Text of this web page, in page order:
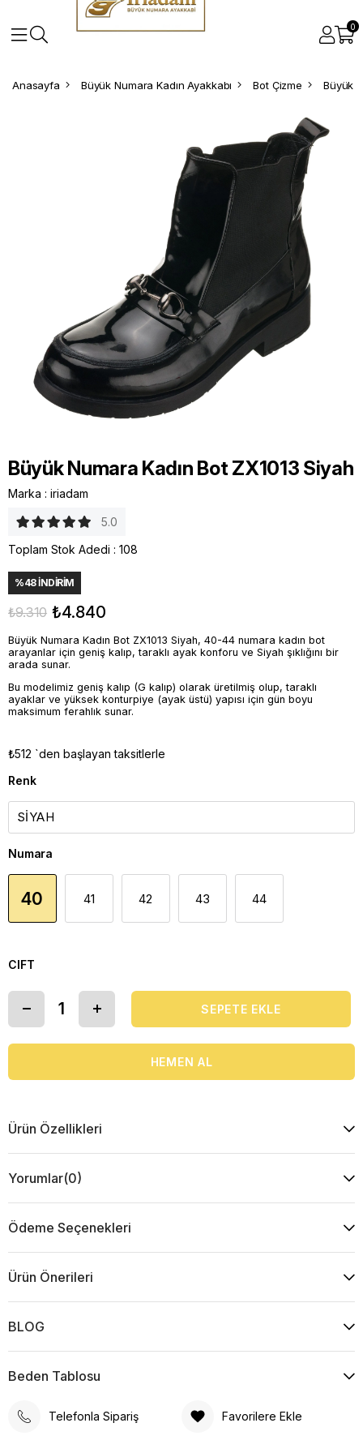
0
Anasayfa Büyük Numara Kadın Ayakkabı Bot Çizme Büyük
Büyük Numara Kadın Bot ZX1013 Siyah
Marka : iriadam
5.0
Toplam Stok Adedi : 108
%48İNDIRIM
₺9.310 ₺4.840
Büyük Numara Kadın Bot ZX1013 Siyah, 40-44 numara kadın bot
arayanlar için geniş kalıp, taraklı ayak konforu ve Siyah şıklığını bir
arada sunar.
Bu modelimiz geniş kalıp (G kalıp) olarak üretilmiş olup, taraklı
ayaklar ve yüksek konturpiye (ayak üstü) yapısı için gün boyu
maksimum ferahlık sunar.
₺512 `den başlayan taksitlerle
Renk
Numara
40 41 42 43 44
CIFT
Ürün Özellikleri
Yorumlar(0)
Ödeme Seçenekleri
Ürün Önerileri
BLOG
Beden Tablosu
Telefonla Sipariş Favorilere Ekle